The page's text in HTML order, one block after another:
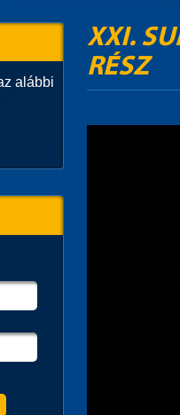
XXI.
RÉSZ
alábbi